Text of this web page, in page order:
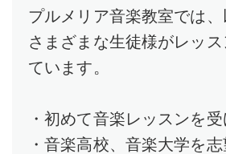
プルメリア音楽教室では
さまざまな生徒様がレッ
ています。
・初めて音楽レッスンを
・音楽高校、音楽大学を